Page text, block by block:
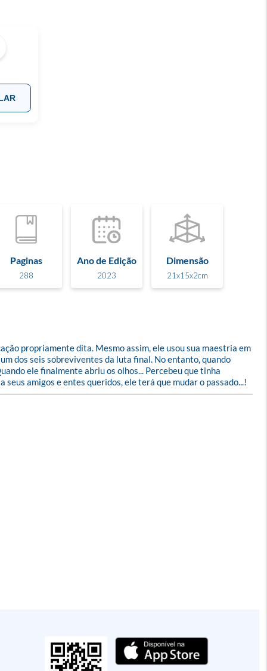
Paginas
288
Ano de Edição
2023
Dimensão
21x15x2cm
propriamente dita. Mesmo assim, ele usou sua maestria em
dos seis sobreviventes da luta final. No entanto, quando
ele finalmente abriu os olhos... Percebeu que tinha
amigos e entes queridos, ele terá que mudar o passado...!